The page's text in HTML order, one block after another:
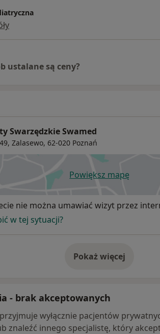
ustalane są ceny?
Swarzędzkie Swamed
Zalasewo, 62-020 Poznań
Powiększ mapę
otwiera się w
nie można umawiać wizyt przez
w tej sytuacji?
Pokaż więcej
o adresie
- brak akceptowanych
wyłącznie pacjentów
znaleźć innego specjalistę, który